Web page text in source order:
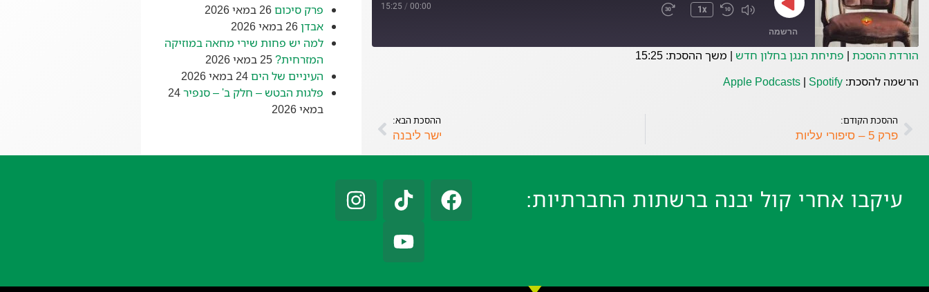
1x
00:00
/
15:25
הרשמה
הורדת ההסכת | פתיחת הנגן בחלון חדש | משך ההסכת: 15:25
הרשמה להסכת:
Apple Podcasts | Spotify
ההסכת הקודם:
פרק 5 – סיפורי עליות
ההסכת הבא:
ישר ליבנה
פרק סיכום26 במאי 2026
אבדן26 במאי 2026
למה יש פחות שירי מחאה במוזיקה
המזרחית?25 במאי 2026
העיניים של הים24 במאי 2026
פלגות הבטש – חלק ב' – סנפיר24
במאי 2026
עיקבו אחרי קול יבנה ברשתות החברתיות: